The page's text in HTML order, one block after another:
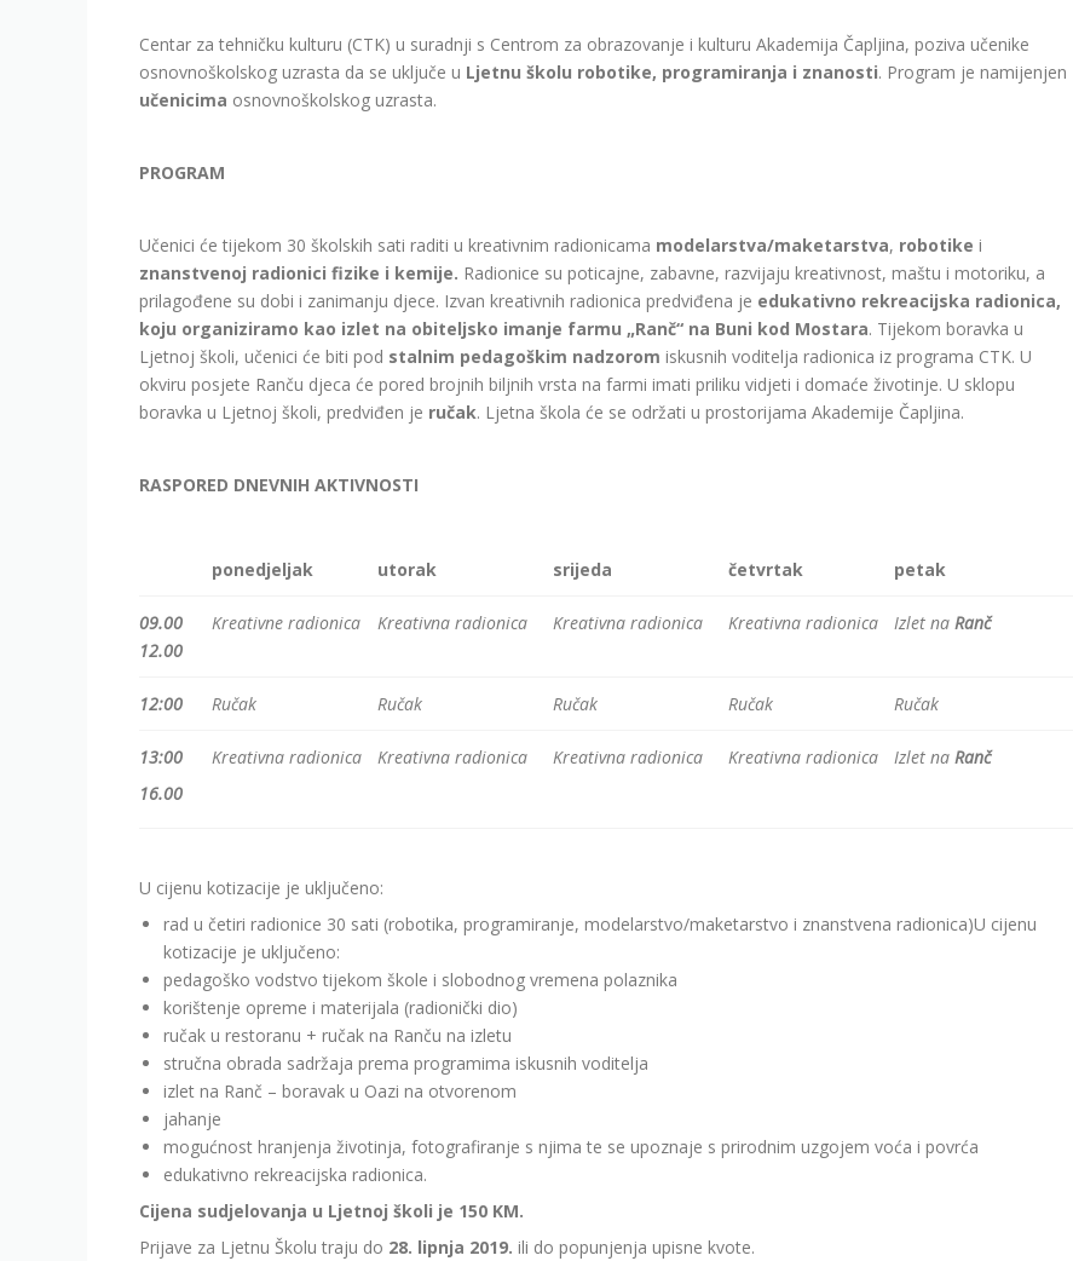
Centar za tehničku kulturu (CTK) u suradnji s Centrom za obrazovanje i kulturu Akademija Čapljina, poziva učenike
osnovnoškolskog uzrasta da se uključe u Ljetnu školu robotike, programiranja i znanosti. Program je namijenjen
učenicima osnovnoškolskog uzrasta.
PROGRAM
Učenici će tijekom 30 školskih sati raditi u kreativnim radionicama modelarstva/maketarstva, robotike i
znanstvenoj radionici fizike i kemije. Radionice su poticajne, zabavne, razvijaju kreativnost, maštu i motoriku, a
prilagođene su dobi i zanimanju djece. Izvan kreativnih radionica predviđena je edukativno rekreacijska radionica,
koju organiziramo kao izlet na obiteljsko imanje farmu „Ranč“ na Buni kod Mostara. Tijekom boravka u
Ljetnoj školi, učenici će biti pod stalnim pedagoškim nadzoromiskusnih voditelja radionica iz programa CTK. U
okviru posjete Ranču djeca će pored brojnih biljnih vrsta na farmi imati priliku vidjeti i domaće životinje. U sklopu
boravka u Ljetnoj školi, predviđen je ručak. Ljetna škola će se održati u prostorijama Akademije Čapljina.
RASPORED DNEVNIH AKTIVNOSTI
ponedjeljak utorak srijeda četvrtak petak
09.00
12.00
Kreativne radionica Kreativna radionica Kreativna radionica Kreativna radionica Izlet na Ranč
12:00 Ručak Ručak Ručak Ručak Ručak
13:00
16.00
Kreativna radionica Kreativna radionica Kreativna radionica Kreativna radionica Izlet na Ranč
U cijenu kotizacije je uključeno:
rad u četiri radionice 30 sati (robotika, programiranje, modelarstvo/maketarstvo i znanstvena radionica)U cijenu
kotizacije je uključeno:
pedagoško vodstvo tijekom škole i slobodnog vremena polaznika
korištenje opreme i materijala (radionički dio)
ručak u restoranu + ručak na Ranču na izletu
stručna obrada sadržaja prema programima iskusnih voditelja
izlet na Ranč – boravak u Oazi na otvorenom
jahanje
mogućnost hranjenja životinja, fotografiranje s njima te se upoznaje s prirodnim uzgojem voća i povrća
edukativno rekreacijska radionica.
Cijena sudjelovanja u Ljetnoj školi je 150 KM.
Prijave za Ljetnu Školu traju do 28. lipnja 2019. ili do popunjenja upisne kvote.